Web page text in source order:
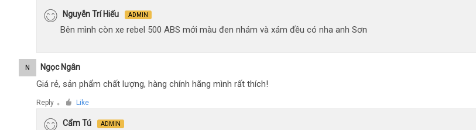
Nguyễn Trí Hiếu ADMIN
Bên mình còn xe rebel 500 ABS mới màu đen nhám và xám đều có nha anh Sơn
N Ngọc Ngân
Giá rẻ, sản phẩm chất lượng, hàng chính hãng mình rất thích!
Reply ● Like
Cẩm Tú ADMIN